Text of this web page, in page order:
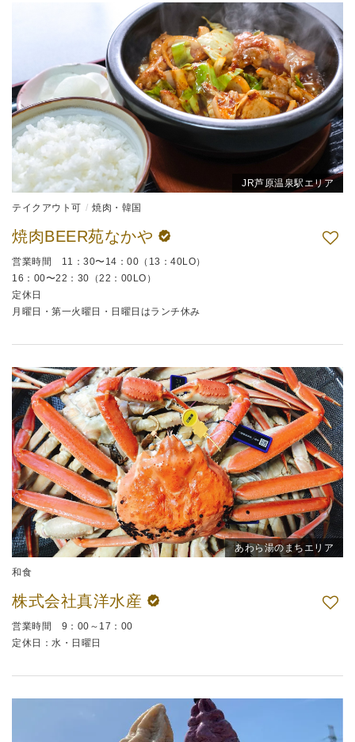
JR芦原温泉駅エリア
テイクアウト可 焼肉・韓国
焼肉BEER苑なかや
営業時間 11：30〜14：00（13：40LO）
16：00〜22：30（22：00LO）
定休日
月曜日・第一火曜日・日曜日はランチ休み
あわら湯のまちエリア
和食
株式会社真洋水産
営業時間 9：00～17：00
定休日：水・日曜日